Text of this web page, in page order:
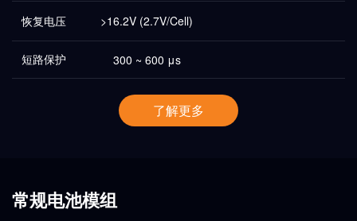
恢复电压 >16.2V (2.7V/Cell)
短路保护 300 ~ 600 μs
了解更多
常规电池模组